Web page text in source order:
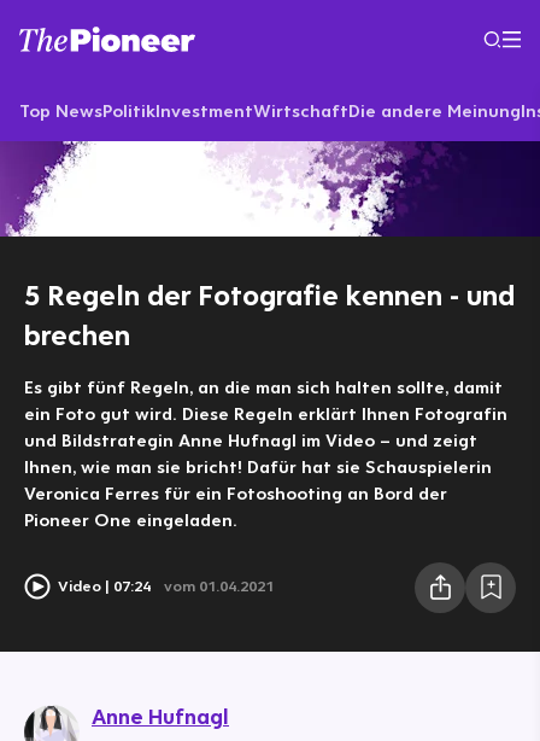
Top NewsPolitikInvestmentWirtschaftDie andere Meinung
5 Regeln der Fotografie kennen - und
brechen
Es gibt fünf Regeln, an die man sich halten sollte, damit
ein Foto gut wird. Diese Regeln erklärt Ihnen Fotografin
und Bildstrategin Anne Hufnagl im Video – und zeigt
Ihnen, wie man sie bricht! Dafür hat sie Schauspielerin
Veronica Ferres für ein Fotoshooting an Bord der
Pioneer One eingeladen.
Video 07:24 vom 01.04.2021
Anne Hufnagl